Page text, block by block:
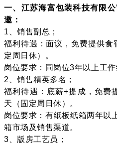
一、江苏海富包装科技有限
邀：
1、销售副总；
福利待遇：面议，免费提供食
定周日休）。
岗位要求：同岗位3年以上工作
2、销售精英多名；
福利待遇：底薪+提成，免费
天（固定周日休）。
岗位要求：有纸板纸箱两年以
箱市场及销售渠道。
3、版房工艺员；